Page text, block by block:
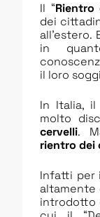
Il “Rientro
dei
all’estero.
in
il loro
In Italia, il
molto
cervelli.
rientro dei
Infatti per
altamente
introdotto